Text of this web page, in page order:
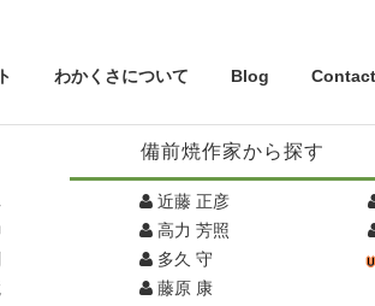
わかくさについて Blog Contact
備前焼作家から探す
近藤 正彦
高力 芳照
多久 守
藤原 康